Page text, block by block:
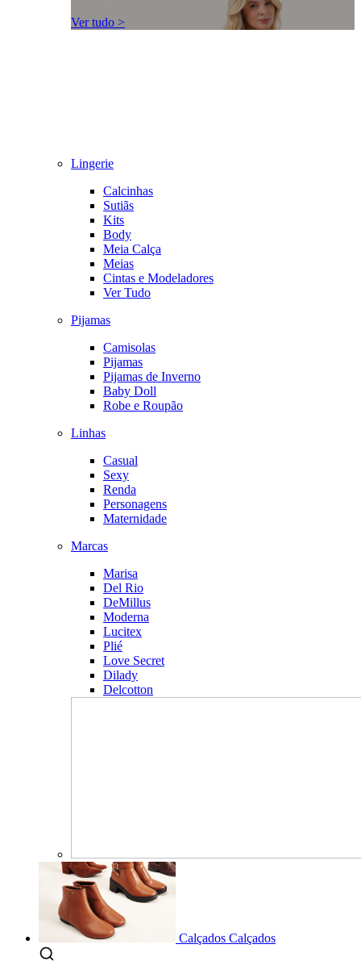
Ver tudo >
Lingerie
Calcinhas
Sutiãs
Kits
Body
Meia Calça
Meias
Cintas e Modeladores
Ver Tudo
Pijamas
Camisolas
Pijamas
Pijamas de Inverno
Baby Doll
Robe e Roupão
Linhas
Casual
Sexy
Renda
Personagens
Maternidade
Marcas
Marisa
Del Rio
DeMillus
Moderna
Lucitex
Plié
Love Secret
Dilady
Delcotton
Calçados Calçados